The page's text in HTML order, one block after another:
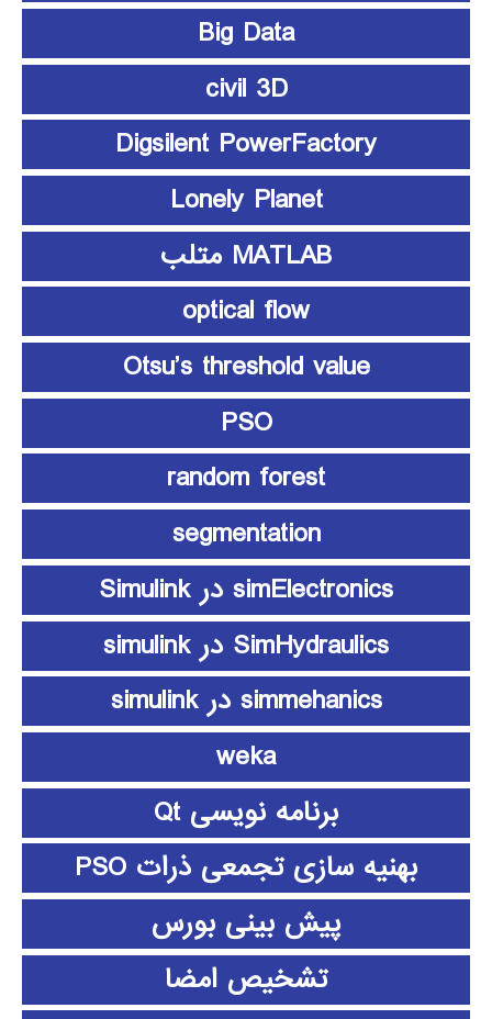
Big Data
civil 3D
Digsilent PowerFactory
Lonely Planet
MATLAB متلب
optical flow
Otsu’s threshold value
PSO
random forest
segmentation
simElectronics در Simulink
SimHydraulics در simulink
simmehanics در simulink
weka
برنامه نویسی Qt
بهنیه سازی تجمعی ذرات PSO
پیش بینی بورس
تشخیص امضا